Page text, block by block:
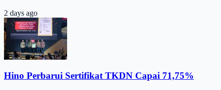
2 days ago
Hino Perbarui Sertifikat TKDN Capai 71,75%